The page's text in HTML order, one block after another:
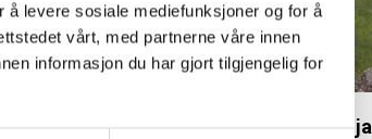
levere sosiale mediefunksjoner og for å
vårt, med partnerne våre innen
informasjon du har gjort tilgjengelig for
Ballesvikskartunnelen, Senja